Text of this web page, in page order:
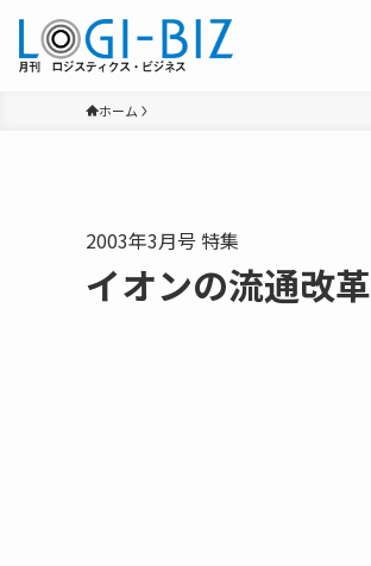
ホーム
2003年3月号 特集
イオンの流通改